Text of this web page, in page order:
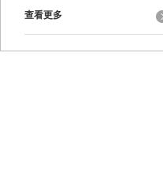
查看更多